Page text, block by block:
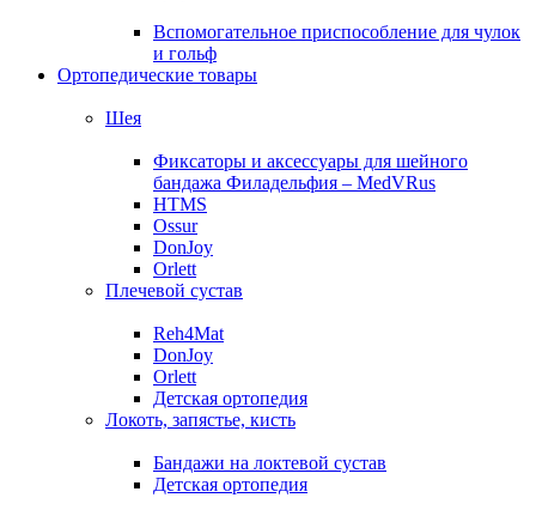
Вспомогательное приспособление для чулок
и гольф
Ортопедические товары
Шея
Фиксаторы и аксессуары для шейного
бандажа Филадельфия – MedVRus
HTMS
Ossur
DonJoy
Orlett
Плечевой сустав
Reh4Mat
DonJoy
Orlett
Детская ортопедия
Локоть, запястье, кисть
Бандажи на локтевой сустав
Детская ортопедия